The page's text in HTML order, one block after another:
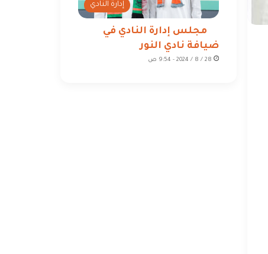
إدارة النادي
مجلس إدارة النادي في
ضيافة نادي النور
28 / 8 / 2024 - 9:54 ص